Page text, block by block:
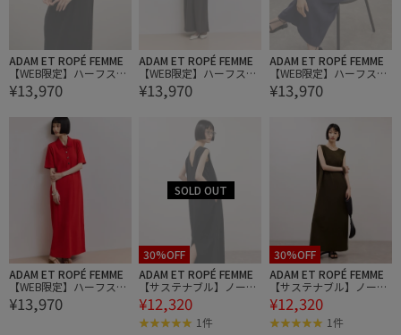
ADAM ET ROPÉ FEMME
【WEB限定】ハーフスリ
ーブポロシャツワンピー
¥13,970
ADAM ET ROPÉ FEMME
【WEB限定】ハーフスリ
ーブポロシャツワンピー
¥13,970
ADAM ET ROPÉ FEMME
【WEB限定】ハーフスリ
ーブポロシャツワンピー
¥13,970
ADAM ET ROPÉ FEMME
【WEB限定】ハーフスリ
ーブポロシャツワンピー
¥13,970
30%OFF
ADAM ET ROPÉ FEMME
【サステナブル】ノース
リーブカットワンピー
ス/接触冷感/UVカット
¥12,320
1件
30%OFF
ADAM ET ROPÉ FEMME
【サステナブル】ノース
リーブカットワンピー
ス/接触冷感/UVカット
¥12,320
1件